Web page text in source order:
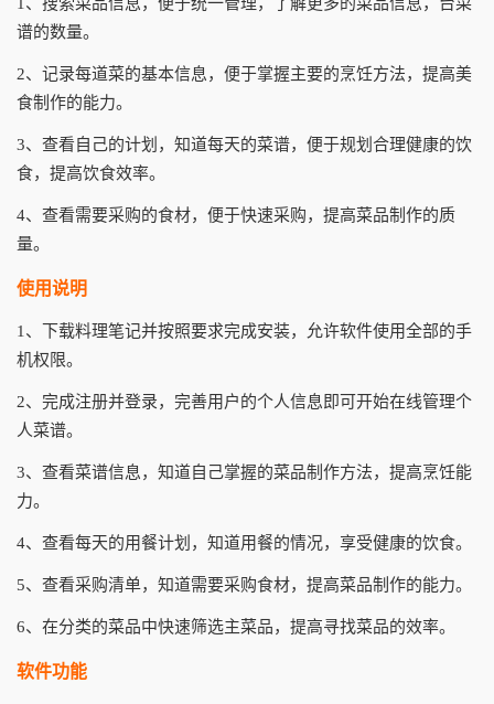
谱的数量。
2、记录每道菜的基本信息，便于掌握主要的烹饪方法，提高美
食制作的能力。
3、查看自己的计划，知道每天的菜谱，便于规划合理健康的饮
食，提高饮食效率。
4、查看需要采购的食材，便于快速采购，提高菜品制作的质
量。
使用说明
1、下载料理笔记并按照要求完成安装，允许软件使用全部的手
机权限。
2、完成注册并登录，完善用户的个人信息即可开始在线管理个
人菜谱。
3、查看菜谱信息，知道自己掌握的菜品制作方法，提高烹饪能
力。
4、查看每天的用餐计划，知道用餐的情况，享受健康的饮食。
5、查看采购清单，知道需要采购食材，提高菜品制作的能力。
6、在分类的菜品中快速筛选主菜品，提高寻找菜品的效率。
软件功能